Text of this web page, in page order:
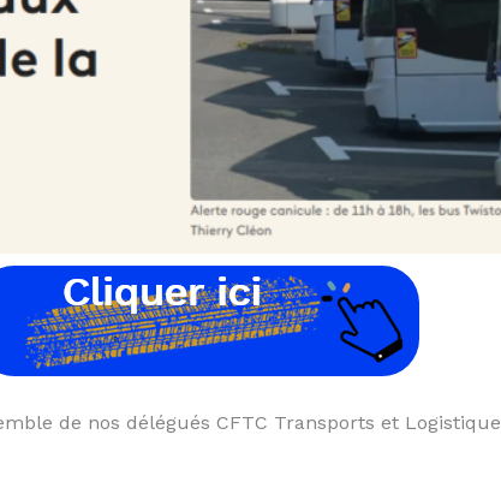
de nos délégués CFTC Transports et